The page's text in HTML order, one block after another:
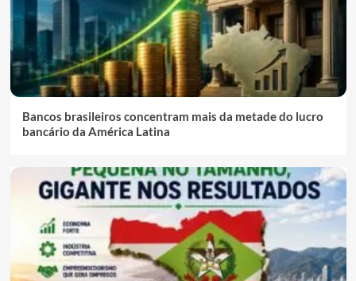
Bancos brasileiros concentram mais da metade do lucro
bancário da América Latina